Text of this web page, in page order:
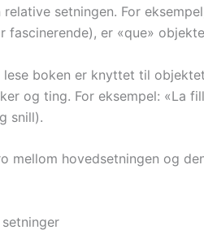
setningen. For
er «que»
boken er knyttet til
og ting. For eksempel: «La
snill).
mellom hovedsetningen og